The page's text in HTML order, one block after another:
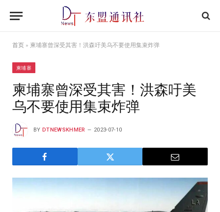
首页 » 柬埔寨曾深受其害！洪森吁美乌不要使用集束炸弹
柬埔寨
柬埔寨曾深受其害！洪森吁美
乌不要使用集束炸弹
BY DTNEWSKHMER 2023-07-10